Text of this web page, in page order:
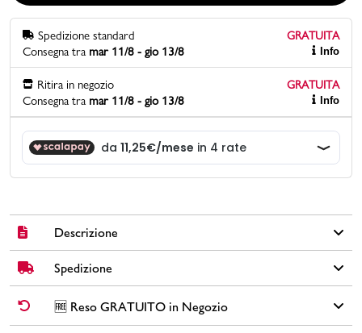
Promo & News
negozi
contatti
pcard
Gift card
Spedizione standard
GRATUITA
Consegna tra mar 11/8 - gio 13/8 Info
Ritira in negozio
GRATUITA
Consegna tra mar 11/8 - gio 13/8 Info
Descrizione
Jeans Carrera MOD.700 in tessuto stretch Spintech colore blu
denim con 5 tasche, chiusura con zip, bottone e rivetti logati,
etichetta sul retro in jacron, finitura speciale effetto "old" e
cuciture rinforzate sui fianchi per massima resistenza. Vestibilità
Spedizione
✅ Spedizione Standard GRATUITA DA € 30➡️ Consegna in
giornilavorativi. Per ordini inferiori a € 30,00 la Spedizione ha un
🆓 Reso GRATUITO in Negozio